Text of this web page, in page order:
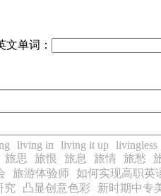
文单词：
living in living it up livingless
旅思 旅恨 旅息 旅情 旅愁
旅游体验师 如何实现高职英
究 凸显创意色彩 新时期中专